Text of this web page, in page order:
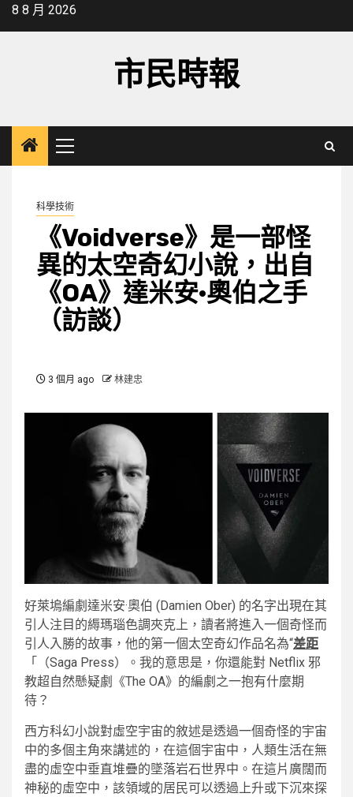
Skip8 8 月 2026
市民時報
Primary
Menu
科學技術
《Voidverse》是一部怪
異的太空奇幻小說，出自
《OA》達米安·奧伯之手
（訪談）
3 個月 ago 林建忠
好萊塢編劇達米安·奧伯 (Damien Ober) 的名字出現在其
引人注目的縟瑪瑙色調夾克上，讀者將進入一個奇怪而
引人入勝的故事，他的第一個太空奇幻作品名為“差距
「（Saga Press）。我的意思是，你還能對 Netflix 邪
教超自然懸疑劇《The OA》的編劇之一抱有什麼期
待？
西方科幻小說對虛空宇宙的敘述是透過一個奇怪的宇宙
中的多個主角來講述的，在這個宇宙中，人類生活在無
盡的虛空中垂直堆疊的墜落岩石世界中。在這片廣闊而
神秘的虛空中，該領域的居民可以透過上升或下沉來探